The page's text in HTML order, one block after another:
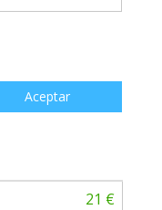
Aceptar
21 €